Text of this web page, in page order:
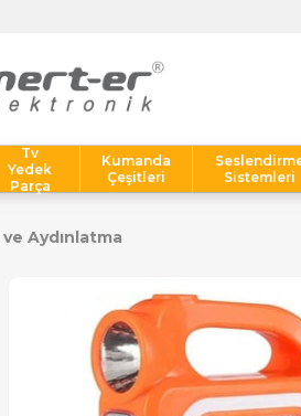
Tv
Yedek
Parça
Kumanda
Çeşitleri
Sistemleri
Aydınlatma